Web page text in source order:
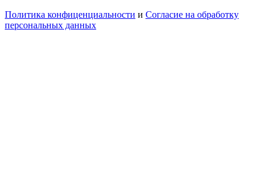
Политика конфиценциальности и Согласие на обработку
персональных данных